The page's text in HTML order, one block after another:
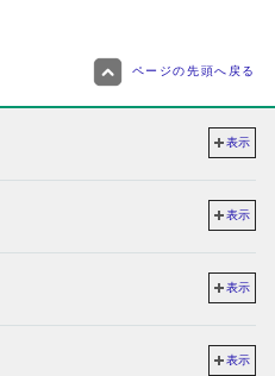
ページの先頭へ戻る
表示
表示
表示
表示